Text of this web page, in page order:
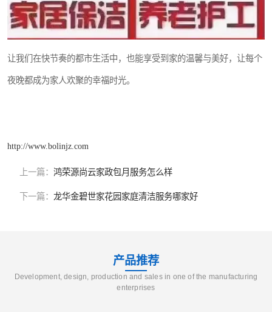
让我们在快节奏的都市生活中，也能享受到家的温馨与美好，让每个
夜晚都成为家人欢聚的幸福时光。
http://www.bolinjz.com
上一篇： 鸿荣源尚云家政包月服务怎么样
下一篇： 龙华金碧世家花园家庭清洁服务哪家好
产品推荐
Development, design, production and sales in one of the manufacturing
enterprises